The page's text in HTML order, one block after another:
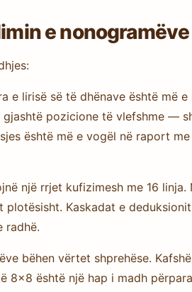
e nonogramëve
e lirisë së të dhënave është më
pozicione të vlefshme —
është më e vogël në raport
një rrjet kufizimesh me 16
Kaskadat e
radhë.
bëhen vërtet shprehëse.
është një hap i madh